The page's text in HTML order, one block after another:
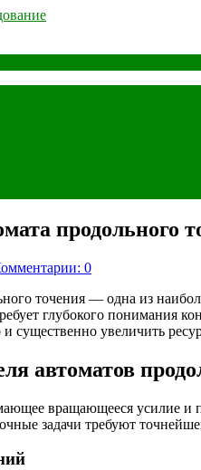
продольного
0
точения — одна из
глубокого понимания
существенно увеличить
автоматов
вращающееся усилие и
задачи требуют